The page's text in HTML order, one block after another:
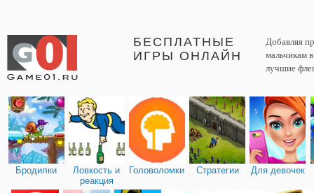
БЕСПЛАТНЫЕ
ИГРЫ ОНЛАЙН
Добавляя
мальчикам
лучшие
Бродилки
Ловкость и
реакция
Головоломки Стратегии Для девочек